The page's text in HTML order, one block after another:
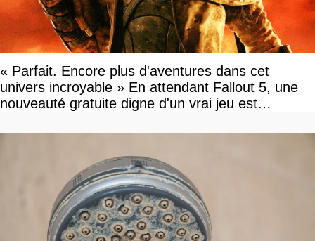
« Parfait. Encore plus d'aventures dans cet
univers incroyable » En attendant Fallout 5, une
nouveauté gratuite digne d'un vrai jeu est